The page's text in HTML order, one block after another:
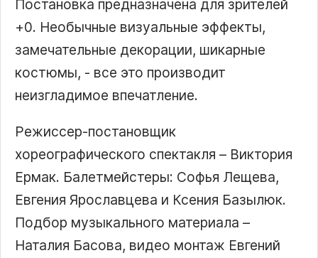
Постановка предназначена для зрителей
+0. Необычные визуальные эффекты,
замечательные декорации, шикарные
костюмы, - все это производит
неизгладимое впечатление.
Режиссер-постановщик
хореографического спектакля – Виктория
Ермак. Балетмейстеры: Софья Лещева,
Евгения Ярославцева и Ксения Базылюк.
Подбор музыкального материала –
Наталия Басова, видео монтаж Евгений